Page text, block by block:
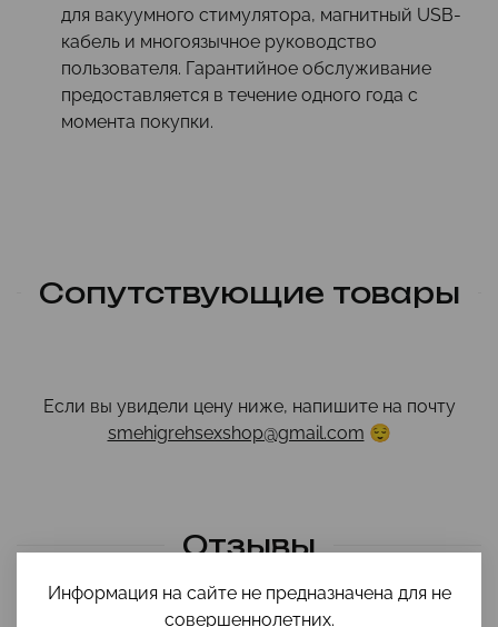
для вакуумного стимулятора, магнитный USB-
кабель и многоязычное руководство
пользователя. Гарантийное обслуживание
предоставляется в течение одного года с
момента покупки.
Сопутствующие товары
Если вы увидели цену ниже, напишите на почту
smehigrehsexshop@gmail.com 😌
Отзывы
Информация на сайте не предназначена для не
совершеннолетних.